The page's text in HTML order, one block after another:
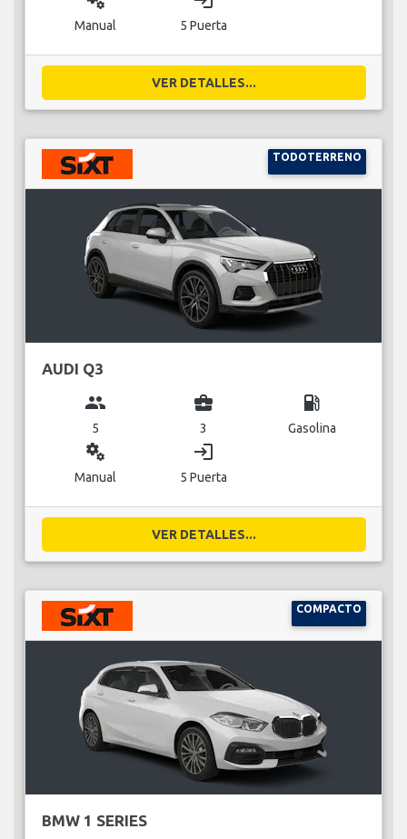
Manual 5 Puerta
VER DETALLES...
TODOTERRENO
AUDI Q3
group
5
business_center
3
local_gas_station
Gasolina
miscellaneous_services
Manual
login
5 Puerta
VER DETALLES...
COMPACTO
BMW 1 SERIES